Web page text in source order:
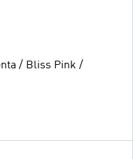
/ Bliss Pink /